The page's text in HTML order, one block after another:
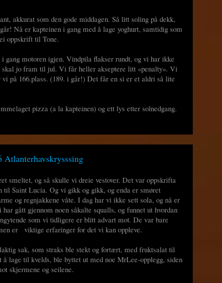
akkurat som den gode middagen. Så litt soling på dekk,
Nå er kapteinen i gang med å lage yoghurt, samtidig som
oppskrift til Tone.
gang motoren igjen. Vindpila flakser rundt, og vi har ikke
skal jo fram til jul. Vi får heller akseptere litt «penalty». Vi
på 166.plass. (189. i går!) Det får en si er et aldri så lite
pizza (a la kapteinen) og ett lys etter solnedgang.
Atlanterhavskrysssing
smeltet, og så skulle vi dreie vestover. Det var oppskrifta
til Saint Lucia. Og vi gikk og gikk, og enda er smøret
og regnjakkene våte. I dag har vi ikke sett sola, og nå er
gått gjennom noen såkalte squalls, og funnet ut hvordan
som vi tidligere er blitt advart mot. De var bare
er viktige erfaringer for det vi kan oppleve.
sak, som straks ble stekt og fortært, med fruktsalat til
lage til kvelds, ble byttet ut med noe MrLee-opplegg, siden
skjermene og seilene.